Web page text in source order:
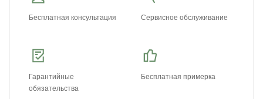
Бесплатная консультация Сервисное обслуживание
Гарантийные
обязательства
Бесплатная примерка